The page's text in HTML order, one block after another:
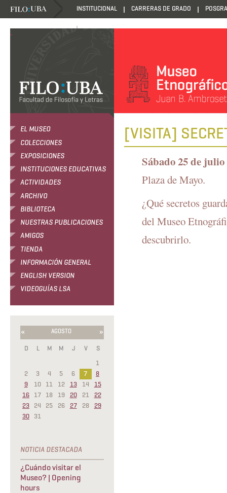
INSTITUCIONAL CARRERAS DE GRADO
DANZANTES DE LA LUZ
.
EL MUSEO
COLECCIONES
EXPOSICIONES
INSTITUCIONES EDUCATIVAS
ACTIVIDADES
ARCHIVO
BIBLIOTECA
NUESTRAS PUBLICACIONES
AMIGOS
TIENDA
INFORMACIÓN GENERAL
ENGLISH VERSION
VIDEOGUÍAS LSA
« AGOSTO »
D L M M J V
S
1
2
3 4 5 6 7
8
9
10 11 12 13 14
15
16 17 18 19 20 21
22
23 24 25 26 27 28
29
30 31
¿Cuándo visitar el
Museo? | Opening
hours
[VISITA]
Sábado 25 de
Plaza de Mayo.
¿Qué secretos
del Museo
descubrirlo.